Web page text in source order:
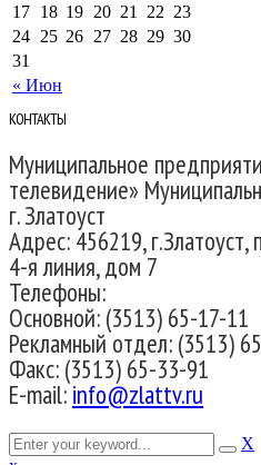
« Июн
17 18 19 20 21 22 23
24 25 26 27 28 29 30
31
КОНТАКТЫ
Муниципальное
телевидение»
г. Златоуст
Адрес: 456219, г.Златоуст,
4-я линия, дом 7
Телефоны:
Основной: (3513) 65-17-11
Рекламный отдел: (3513)
Факс: (3513) 65-33-91
E-mail:info@zlattv.ru
X